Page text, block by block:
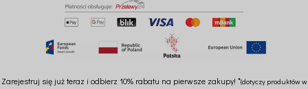
Zarejestruj się już teraz i odbierz 10% rabatu na pierwsze zakupy! *(dotyczy produktów w